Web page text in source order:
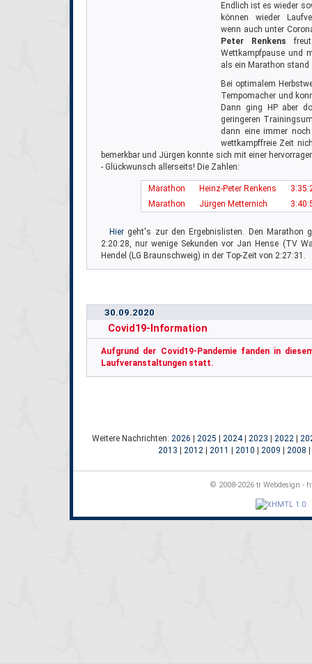
Endlich ist es wieder
können wieder
wenn auch unter
Peter Renkens
Wettkampfpause und
als ein Marathon stand
Bei optimalem
Tempomacher und
Dann ging HP aber
geringeren
dann eine immer
wettkampffreie Zeit
bemerkbar und Jürgen konnte sich mit einer
- Glückwunsch allerseits! Die Zahlen:
Marathon Heinz-Peter Renkens
Marathon
Jürgen Metternich
Hier geht's zur den Ergebnislisten. Den Marathon
2:20:28, nur wenige Sekunden vor Jan Hense (TV
Hendel (LG Braunschweig) in der Top-Zeit von 2:27:31.
30.09.2020
Covid19-Information
Aufgrund der Covid19-Pandemie fanden in
Laufveranstaltungen statt.
Weitere Nachrichten: 2026 2025 2024 2023 2022
2013
2012 2011 2010 2009 2008
© 2008-2026 tr Webdesign -